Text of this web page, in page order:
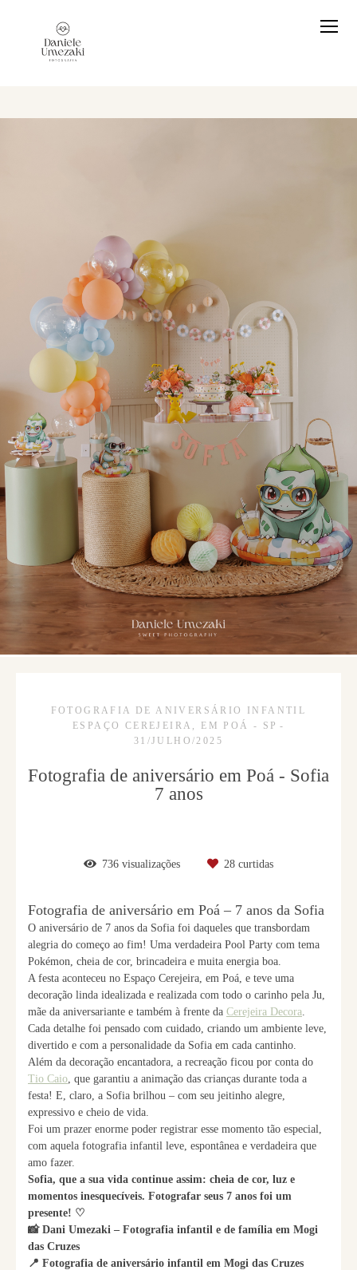
FOTOGRAFIA DE ANIVERSÁRIO INFANTIL
ESPAÇO CEREJEIRA, EM POÁ - SP
31/JULHO/2025
Fotografia de aniversário em Poá - Sofia
7 anos
736 visualizações 28 curtidas
Fotografia de aniversário em Poá – 7 anos da Sofia
O aniversário de 7 anos da Sofia foi daqueles que transbordam
alegria do começo ao fim! Uma verdadeira Pool Party com tema
Pokémon, cheia de cor, brincadeira e muita energia boa.
A festa aconteceu no Espaço Cerejeira, em Poá, e teve uma
decoração linda idealizada e realizada com todo o carinho pela Ju,
mãe da aniversariante e também à frente da Cerejeira Decora.
Cada detalhe foi pensado com cuidado, criando um ambiente leve,
divertido e com a personalidade da Sofia em cada cantinho.
Além da decoração encantadora, a recreação ficou por conta do
Tio Caio, que garantiu a animação das crianças durante toda a
festa! E, claro, a Sofia brilhou – com seu jeitinho alegre,
expressivo e cheio de vida.
Foi um prazer enorme poder registrar esse momento tão especial,
com aquela fotografia infantil leve, espontânea e verdadeira que
amo fazer.
Sofia, que a sua vida continue assim: cheia de cor, luz e
momentos inesquecíveis. Fotografar seus 7 anos foi um
presente! ♡
📸 Dani Umezaki – Fotografia infantil e de família em Mogi
das Cruzes
📍 Fotografia de aniversário infantil em Mogi das Cruzes